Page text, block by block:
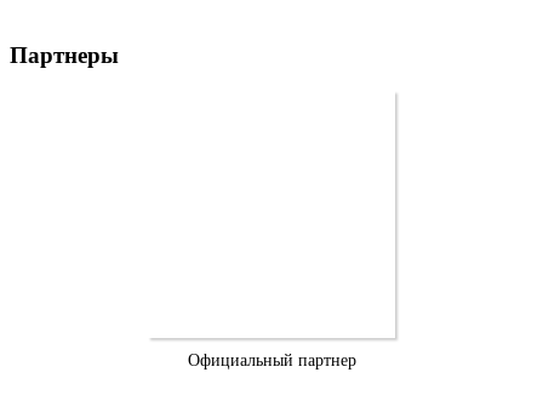
Партнеры
Официальный партнер